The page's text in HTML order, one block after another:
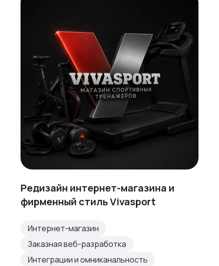
Редизайн интернет-магазина и
фирменный стиль Vivasport
Интернет-магазин
Заказная веб-разработка
Интеграции и омниканальность